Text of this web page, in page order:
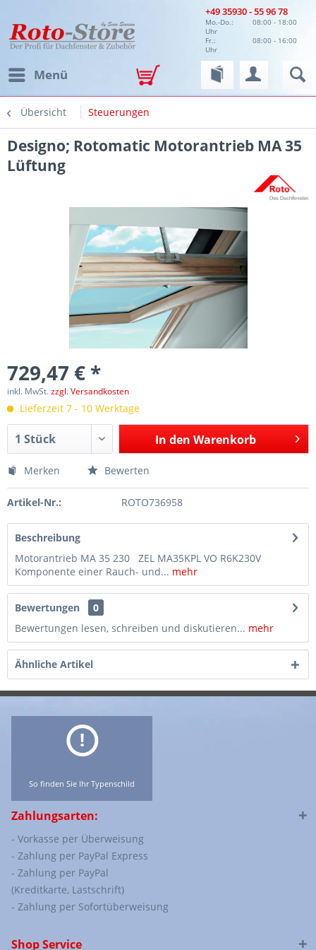
+49 35930 - 55 96 78
Mo.-Do.:
08:00 - 18:00
Uhr
Fr.:
08:00 - 16:00
Uhr
Menü
Übersicht Steuerungen
Designo; Rotomatic Motorantrieb MA 35
Lüftung
729,47 € *
inkl. MwSt.zzgl. Versandkosten
Lieferzeit 7 - 10 Werktage
In den Warenkorb
Merken Bewerten
Artikel-Nr.: ROTO736958
Beschreibung
Motorantrieb MA 35 230 ZEL MA35KPL VO R6K230V
Komponente einer Rauch- und... mehr
Bewertungen
0
Bewertungen lesen, schreiben und diskutieren... mehr
Ähnliche Artikel
So finden Sie Ihr Typenschild
Zahlungsarten:
- Vorkasse per Überweisung
- Zahlung per PayPal Express
- Zahlung per PayPal
(Kreditkarte, Lastschrift)
- Zahlung per Sofortüberweisung
Shop Service